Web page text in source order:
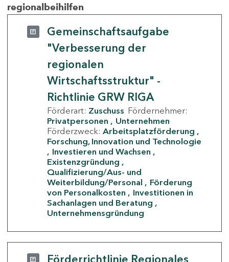
regionalbeihilfen
Gemeinschaftsaufgabe
"Verbesserung der
regionalen
Wirtschaftsstruktur" -
Richtlinie GRW RIGA
Förderart: Zuschuss Fördernehmer:
Privatpersonen
Unternehmen
Förderzweck: Arbeitsplatzförderung
Forschung, Innovation und Technologie
Investieren und Wachsen
Existenzgründung
Qualifizierung/Aus- und
Weiterbildung/Personal
Förderung
von Personalkosten
Investitionen in
Sachanlagen und Beratung
Unternehmensgründung